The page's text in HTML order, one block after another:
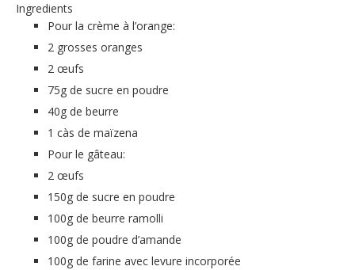
Ingredients
Pour la crème à l’orange:
2 grosses oranges
2 œufs
75g de sucre en poudre
40g de beurre
1 càs de maïzena
Pour le gâteau:
2 œufs
150g de sucre en poudre
100g de beurre ramolli
100g de poudre d’amande
100g de farine avec levure incorporée